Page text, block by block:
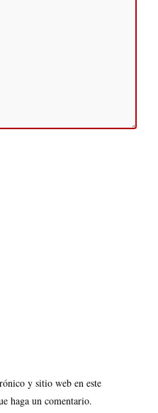
y sitio web en este
haga un comentario.